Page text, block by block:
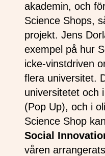
akademin, och
Science Shops,
projekt. Jens
exempel på hur
icke-vinstdriven
flera universitet.
universitetet och
(Pop Up), och i
Science Shop
Social
våren